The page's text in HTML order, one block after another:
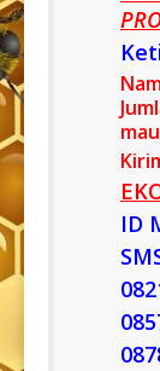
ID